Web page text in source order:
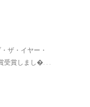
ザ・イヤー・
受賞しまし�. . .